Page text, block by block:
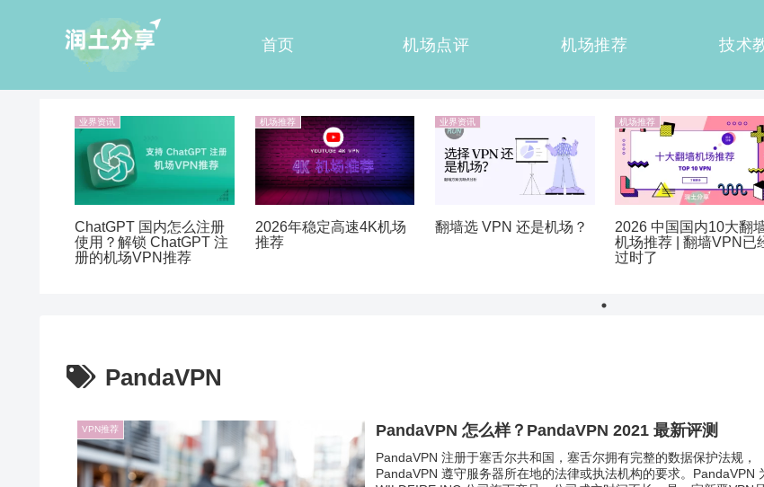
首页 机场点评 机场推荐 技术
业界资讯
ChatGPT 国内怎么注册
使用？解锁 ChatGPT 注
册的机场VPN推荐
机场推荐
2026年稳定高速4K机场
推荐
业界资讯
翻墙选 VPN 还是机场？
机场推荐
2026 中国国内10大翻
机场推荐 | 翻墙VPN已
过时了
PandaVPN
VPN推荐 PandaVPN 怎么样？PandaVPN 2021 最新评测
PandaVPN 注册于塞舌尔共和国，塞舌尔拥有完整的数据保护法规，
PandaVPN 遵守服务器所在地的法律或执法机构的要求。PandaVPN